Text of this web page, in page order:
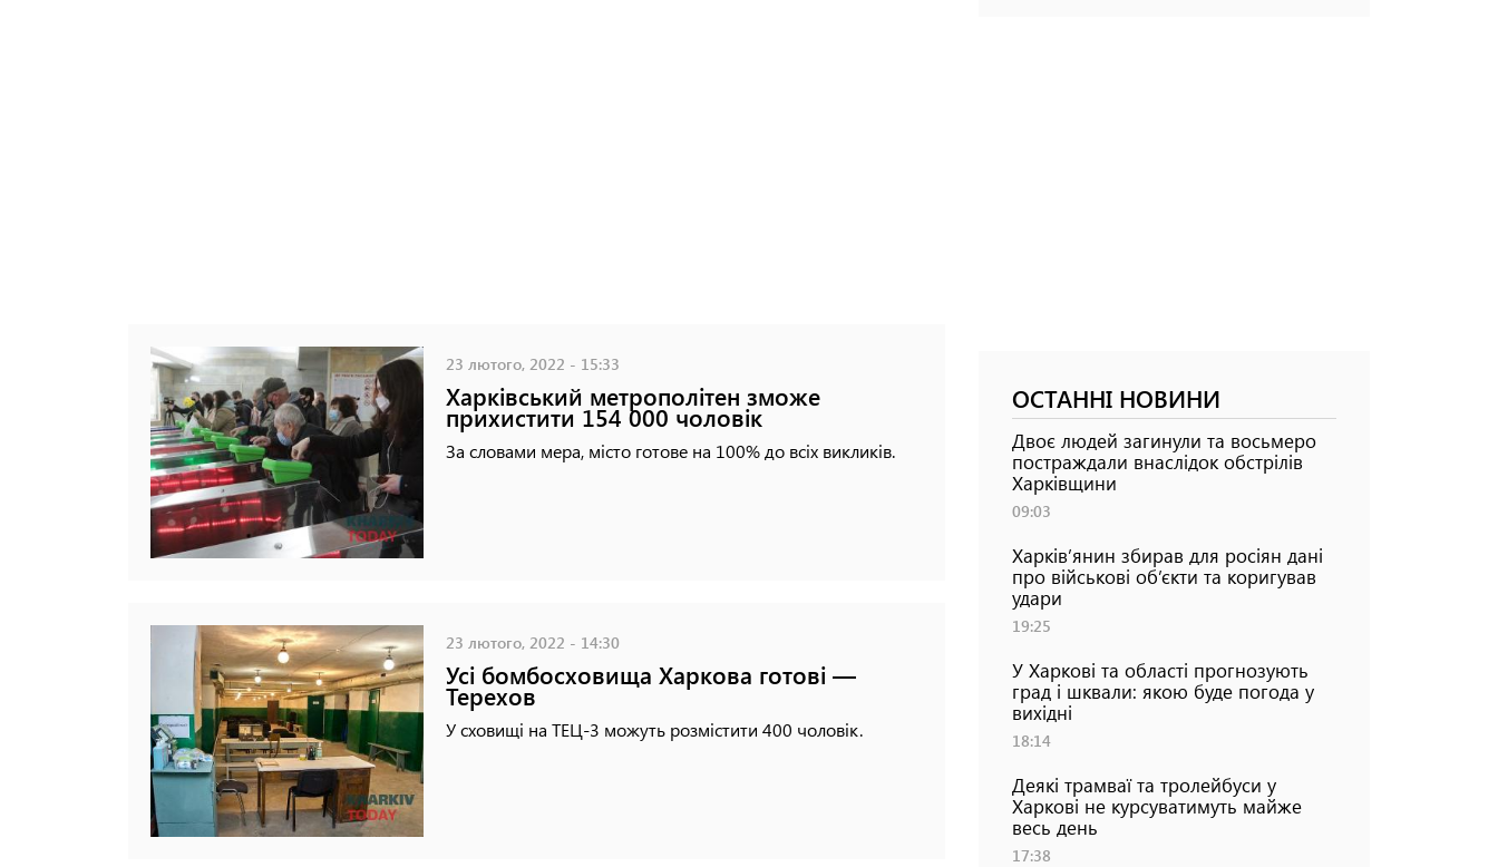
23 лютого, 2022 - 15:33
Харківський метрополітен зможе
прихистити 154 000 чоловік
За словами мера, місто готове на 100% до всіх викликів.
23 лютого, 2022 - 14:30
Усі бомбосховища Харкова готові —
Терехов
У сховищі на ТЕЦ-3 можуть розмістити 400 чоловік.
ОСТАННІ НОВИНИ
Двоє людей загинули та восьмеро
постраждали внаслідок обстрілів
Харківщини
09:03
Харків’янин збирав для росіян дані
про військові об’єкти та коригував
удари
19:25
У Харкові та області прогнозують
град і шквали: якою буде погода у
вихідні
18:14
Деякі трамваї та тролейбуси у
Харкові не курсуватимуть майже
весь день
17:38